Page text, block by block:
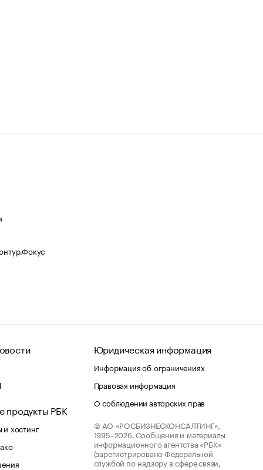
продукты РБК
хостинг
Юридическая информация
Информация об ограничениях
Правовая информация
О соблюдении авторских прав
© АО «РОСБИЗНЕСКОНСАЛТИНГ»,
1995–2026. Сообщения и материалы
информационного агентства «РБК»
(зарегистрировано Федеральной
службой по надзору в сфере связи,